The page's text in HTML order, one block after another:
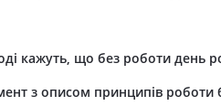
кажуть, що без роботи день
з описом принципів роботи